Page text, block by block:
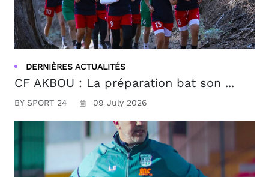
DERNIÈRES ACTUALITÉS
CF AKBOU : La préparation bat son ...
BY SPORT 24 09 July 2026